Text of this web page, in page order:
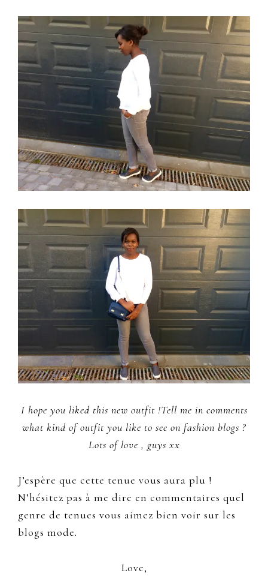
I hope you liked this new outfit !Tell me in comments
what kind of outfit you like to see on fashion blogs ?
Lots of love , guys xx
J’espère que cette tenue vous aura plu !
N’hésitez pas à me dire en commentaires quel
genre de tenues vous aimez bien voir sur les
blogs mode.
Love,